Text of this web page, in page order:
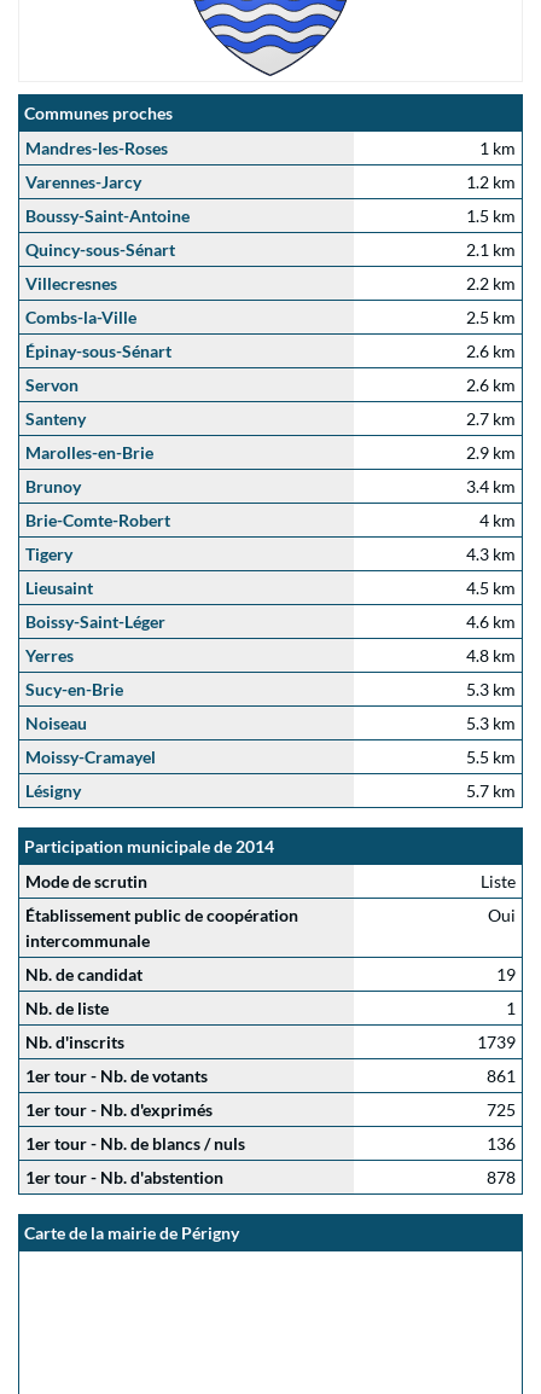
Communes proches
Mandres-les-Roses
1 km
Varennes-Jarcy
1.2 km
Boussy-Saint-Antoine
1.5 km
Quincy-sous-Sénart
2.1 km
Villecresnes
2.2 km
Combs-la-Ville
2.5 km
Épinay-sous-Sénart
2.6 km
Servon
2.6 km
Santeny
2.7 km
Marolles-en-Brie
2.9 km
Brunoy
3.4 km
Brie-Comte-Robert
4 km
Tigery
4.3 km
Lieusaint
4.5 km
Boissy-Saint-Léger
4.6 km
Yerres
4.8 km
Sucy-en-Brie
5.3 km
Noiseau
5.3 km
Moissy-Cramayel
5.5 km
Lésigny
5.7 km
Participation municipale de 2014
Mode de scrutin
Liste
Établissement public de coopération
intercommunale
Oui
Nb. de candidat
19
Nb. de liste
1
Nb. d'inscrits
1739
1er tour - Nb. de votants
861
1er tour - Nb. d'exprimés
725
1er tour - Nb. de blancs / nuls
136
1er tour - Nb. d'abstention
878
Carte de la mairie de Périgny